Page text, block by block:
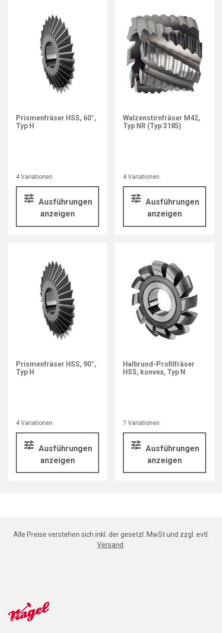
4 Variationen
Ausführungen
anzeigen
Prismenfräser HSS, 60°,
Typ H
4 Variationen
Ausführungen
anzeigen
Walzenstirnfräser M42,
Typ NR (Typ 3185)
4 Variationen
Ausführungen
anzeigen
Prismenfräser HSS, 90°,
Typ H
7 Variationen
Ausführungen
anzeigen
Halbrund-Profilfräser
HSS, konvex, Typ N
Alle Preise verstehen sich inkl. der gesetzl. MwSt und zzgl. evtl.
Versand